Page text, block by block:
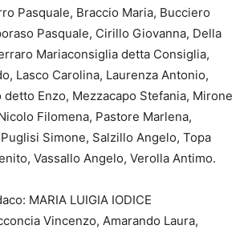
Pasquale, Braccio Maria, Bucciero
Pasquale, Cirillo Giovanna, Della
Mariaconsiglia detta Consiglia,
Lasco Carolina, Laurenza Antonio,
detto Enzo, Mezzacapo Stefania, Mirone
Filomena, Pastore Marlena,
Simone, Salzillo Angelo, Topa
Vassallo Angelo, Verolla Antimo.
MARIA LUIGIA IODICE
Vincenzo, Amarando Laura,